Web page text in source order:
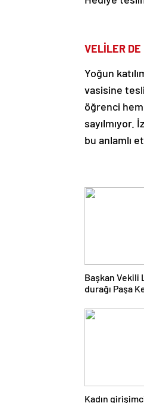
VELİLER DE
Yoğun
vasisine
öğrenci
sayılmıyor.
bu anlamlı
Başkan Vekili
durağı Paşa
Kadın